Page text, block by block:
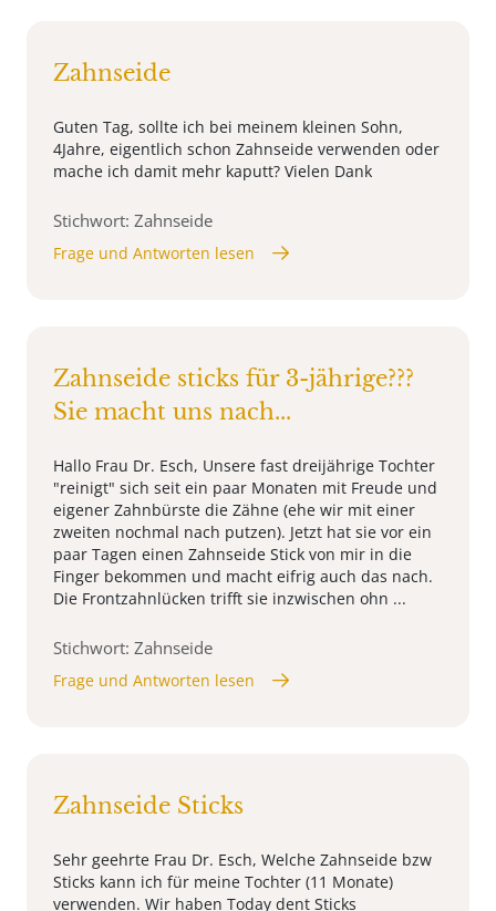
Zahnseide
Guten Tag, sollte ich bei meinem kleinen Sohn,
4Jahre, eigentlich schon Zahnseide verwenden oder
mache ich damit mehr kaputt? Vielen Dank
Stichwort: Zahnseide
Frage und Antworten lesen
Zahnseide sticks für 3-jährige???
Sie macht uns nach...
Hallo Frau Dr. Esch, Unsere fast dreijährige Tochter
"reinigt" sich seit ein paar Monaten mit Freude und
eigener Zahnbürste die Zähne (ehe wir mit einer
zweiten nochmal nach putzen). Jetzt hat sie vor ein
paar Tagen einen Zahnseide Stick von mir in die
Finger bekommen und macht eifrig auch das nach.
Die Frontzahnlücken trifft sie inzwischen ohn ...
Stichwort: Zahnseide
Frage und Antworten lesen
Zahnseide Sticks
Sehr geehrte Frau Dr. Esch, Welche Zahnseide bzw
Sticks kann ich für meine Tochter (11 Monate)
verwenden. Wir haben Today dent Sticks